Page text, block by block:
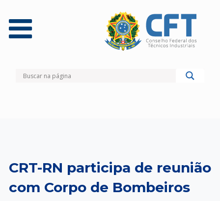
CRT-RN participa de reunião
com Corpo de Bombeiros